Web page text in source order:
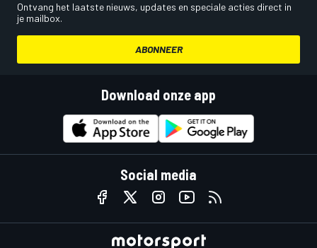
Ontvang het laatste nieuws, updates en speciale acties direct in
je mailbox.
ABONNEER
Download onze app
Social media